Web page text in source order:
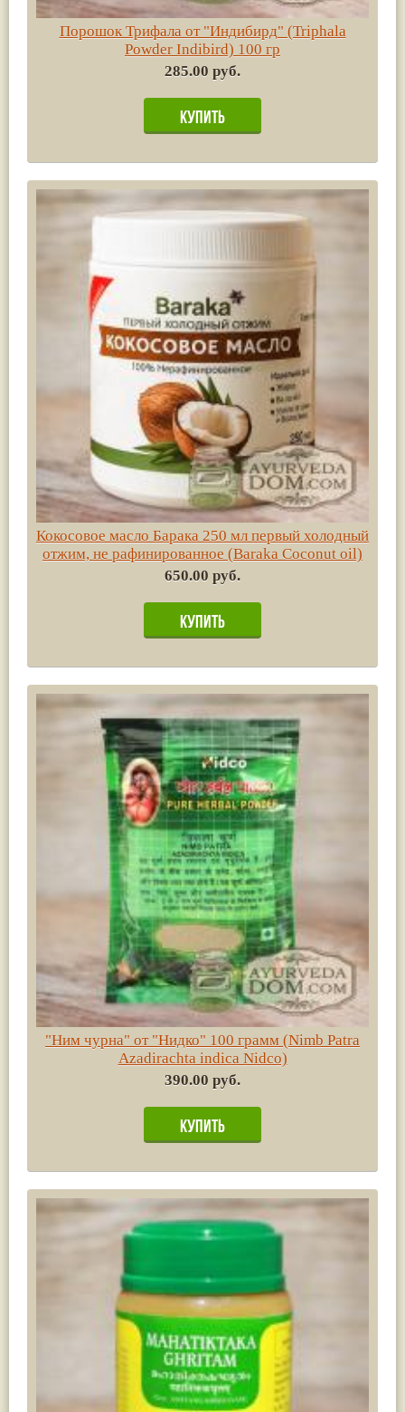
Порошок Трифала от "Индибирд" (Triphala
Powder Indibird) 100 гр
285.00 руб.
Кокосовое масло Барака 250 мл первый холодный
отжим, не рафинированное (Baraka Coconut oil)
650.00 руб.
"Ним чурна" от "Нидко" 100 грамм (Nimb Patra
Azadirachta indica Nidco)
390.00 руб.